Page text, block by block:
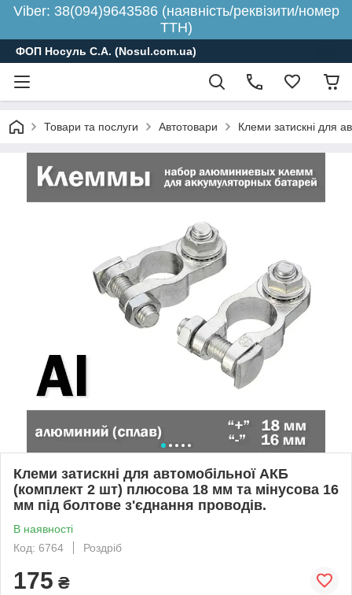
Viber: 38(094)9643586 (наявність/реквізити/номер
ТТН)
ФОП Носуль С.А. (Nosul.com.ua)
Товари та послуги Автотовари Клеми затискні для
Клеми затискні для автомобільної АКБ
(комплект 2 шт) плюсова 18 мм та мінусова 16
мм під болтове з'єднання проводів.
В наявності
Код: 6764
Роздріб
175 ₴